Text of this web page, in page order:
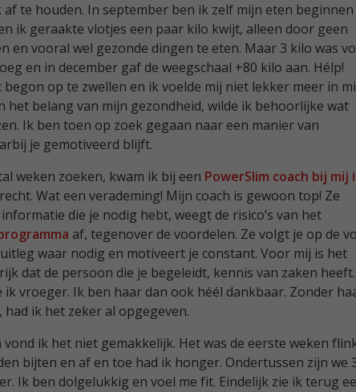
af te houden. In september ben ik zelf mijn eten beginnen
ik geraakte vlotjes een paar kilo kwijt, alleen door geen
en vooral wel gezonde dingen te eten. Maar 3 kilo was
en in december gaf de weegschaal +80 kilo aan. Hélp!
begon op te zwellen en ik voelde mij niet lekker meer in
het belang van mijn gezondheid, wilde ik behoorlijke wat
Ik ben toen op zoek gegaan naar een manier van
je gemotiveerd blijft.
weken zoeken, kwam ik bij een PowerSlim coach bij mij
Wat een verademing! Mijn coach is gewoon top! Ze
die je nodig hebt, weegt de risico’s van het
af, tegenover de voordelen. Ze volgt je op de
waar nodig en motiveert je constant. Voor mij is het
dat de persoon die je begeleidt, kennis van zaken heeft.
ik vroeger. Ik ben haar dan ook héél dankbaar. Zonder
had ik het zeker al opgegeven.
vond ik het niet gemakkelijk. Het was de eerste weken
bijten en af en toe had ik honger. Ondertussen zijn we
Ik ben dolgelukkig en voel me fit. Eindelijk zie ik terug